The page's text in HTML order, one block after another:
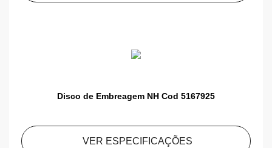
Disco de Embreagem NH Cod 5167925
VER ESPECIFICAÇÕES